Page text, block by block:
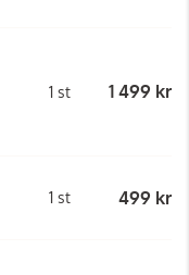
1 st 1 499 kr
1 st 499 kr